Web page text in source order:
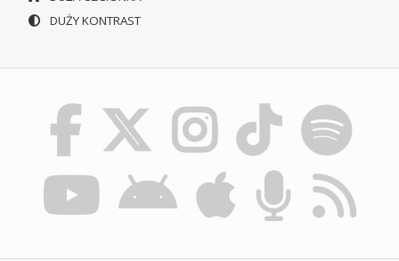
DUŻY KONTRAST